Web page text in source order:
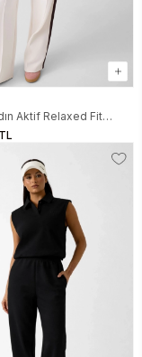
Aktif Relaxed Fit